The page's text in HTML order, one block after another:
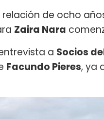
de ocho
Zaira Nara
a Socios
Facundo Pieres, ya